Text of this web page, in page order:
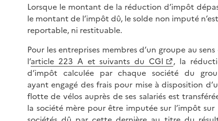
Lorsque le montant de la réduction d’impôt
le montant de l’impôt dû, le solde non imputé
reportable, ni restituable.
Pour les entreprises membres d’un groupe au sens
l’article 223 A et suivants du CGI
, la
d’impôt calculée par chaque société du
ayant engagé des frais pour mise à disposition
flotte de vélos auprès de ses salariés est
la société mère pour être imputée sur l’impôt sur